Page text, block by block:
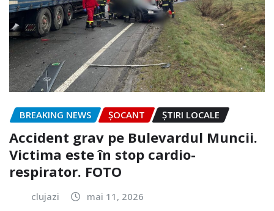
BREAKING NEWS ȘOCANT ȘTIRI LOCALE
Accident grav pe Bulevardul Muncii.
Victima este în stop cardio-
respirator. FOTO
clujazi mai 11, 2026